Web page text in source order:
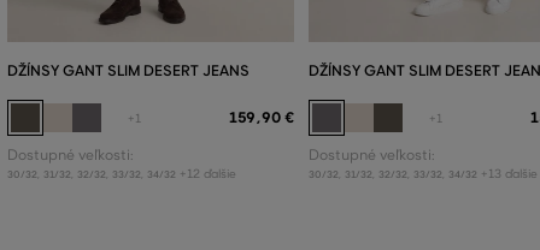
DŽÍNSY GANT SLIM DESERT JEANS
+1 159,90 €
Dostupné veľkosti:
30/32 31/32 32/32 33/32 34/32 +12 ďalšie
DŽÍNSY GANT SLIM DESERT
+1
Dostupné veľkosti:
30/32 31/32 32/32 33/32 34/32 +13 ďalšie